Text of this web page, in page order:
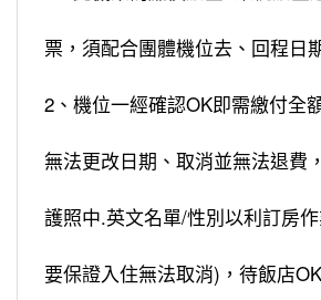
票，須配合團體機位去、回程日
2、機位一經確認OK即需繳付全
無法更改日期、取消並無法退費
護照中.英文名單/性別以利訂房
要保證入住無法取消)，待飯店